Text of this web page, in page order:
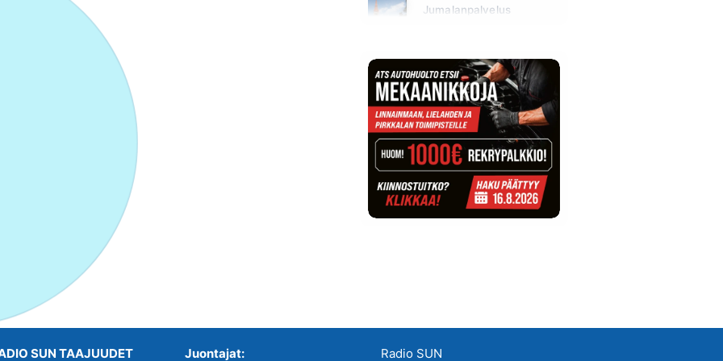
Jumalanpalvelus
SUN TAAJUUDET Juontajat: Radio SUN